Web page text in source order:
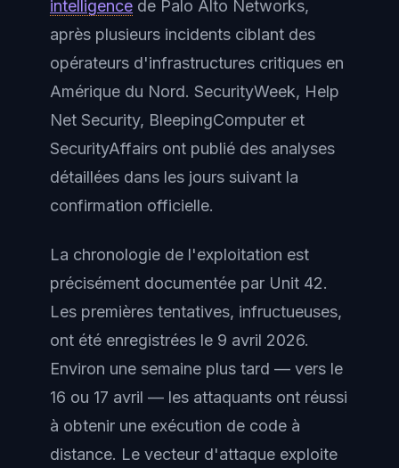
intelligence de Palo Alto Networks,
après plusieurs incidents ciblant des
opérateurs d'infrastructures critiques en
Amérique du Nord. SecurityWeek, Help
Net Security, BleepingComputer et
SecurityAffairs ont publié des analyses
détaillées dans les jours suivant la
confirmation officielle.
La chronologie de l'exploitation est
précisément documentée par Unit 42.
Les premières tentatives, infructueuses,
ont été enregistrées le 9 avril 2026.
Environ une semaine plus tard — vers le
16 ou 17 avril — les attaquants ont réussi
à obtenir une exécution de code à
distance. Le vecteur d'attaque exploite